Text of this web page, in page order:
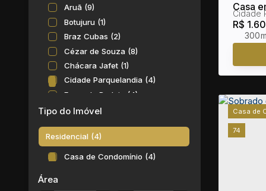
Aruã (9)
Botujuru (1)
Braz Cubas (2)
Cézar de Souza (8)
Chácara Jafet (1)
Cidade Parquelandia (4)
Fazenda Rodeio (4)
Jardim Aracy (1)
Jardim Rubi (2)
Jardim São Pedro (2)
Tipo do Imóvel
Residencial (4)
Casa de Condomínio (4)
Área
Casa
R$
Cidade
74
Casa de